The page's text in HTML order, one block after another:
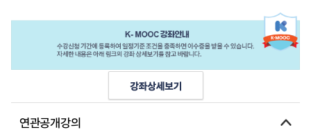
연관공개강의